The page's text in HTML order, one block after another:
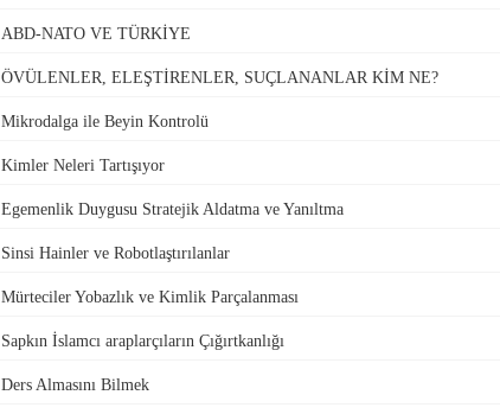
ABD-NATO VE TÜRKİYE
ÖVÜLENLER, ELEŞTİRENLER, SUÇLANANLAR KİM NE?
Mikrodalga ile Beyin Kontrolü
Kimler Neleri Tartışıyor
Egemenlik Duygusu Stratejik Aldatma ve Yanıltma
Sinsi Hainler ve Robotlaştırılanlar
Mürteciler Yobazlık ve Kimlik Parçalanması
Sapkın İslamcı araplarçıların Çığırtkanlığı
Ders Almasını Bilmek